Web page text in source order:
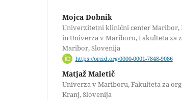
Mojca Dobnik
Univerzitetni klinični center Maribor,
in Univerza v Mariboru, Fakulteta za
Maribor, Slovenija
https://orcid.org/0000-0001-7848-9086
Matjaž Maletič
Univerza v Mariboru, Fakulteta za
Kranj, Slovenija